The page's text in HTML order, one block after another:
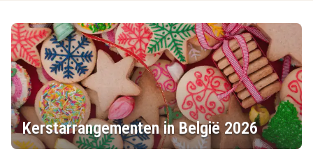
Kerstarrangementen in België 2026